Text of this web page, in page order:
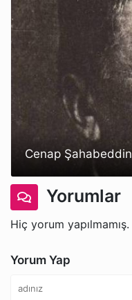
Cenap Şahabeddin
Yorumlar
Hiç yorum yapılmamış.
Yorum Yap